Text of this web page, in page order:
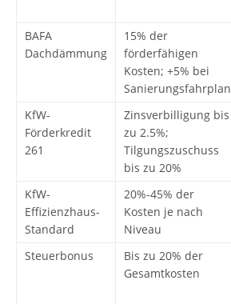
BAFA
Dachdämmung
15% der
förderfähigen
Kosten; +5% bei
Sanierungsfahrplan
KfW-
Förderkredit
261
Zinsverbilligung bis
zu 2.5%;
Tilgungszuschuss
bis zu 20%
KfW-
Effizienzhaus-
Standard
20%-45% der
Kosten je nach
Niveau
Steuerbonus
Bis zu 20% der
Gesamtkosten